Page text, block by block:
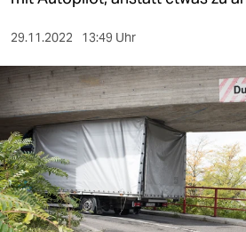
berlin
nord
wahrheit
verlag
verlag
veranstaltungen
29.11.2022 13:49 Uhr